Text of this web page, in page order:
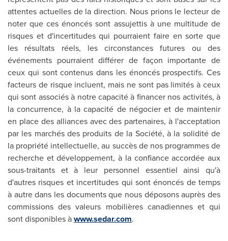
attentes actuelles de la direction. Nous prions le lecteur de
noter que ces énoncés sont assujettis à une multitude de
risques et d'incertitudes qui pourraient faire en sorte que
les résultats réels, les circonstances futures ou des
événements pourraient différer de façon importante de
ceux qui sont contenus dans les énoncés prospectifs. Ces
facteurs de risque incluent, mais ne sont pas limités à ceux
qui sont associés à notre capacité à financer nos activités, à
la concurrence, à la capacité de négocier et de maintenir
en place des alliances avec des partenaires, à l'acceptation
par les marchés des produits de la Société, à la solidité de
la propriété intellectuelle, au succès de nos programmes de
recherche et développement, à la confiance accordée aux
sous-traitants et à leur personnel essentiel ainsi qu'à
d'autres risques et incertitudes qui sont énoncés de temps
à autre dans les documents que nous déposons auprès des
commissions des valeurs mobilières canadiennes et qui
sont disponibles àwww.sedar.com.